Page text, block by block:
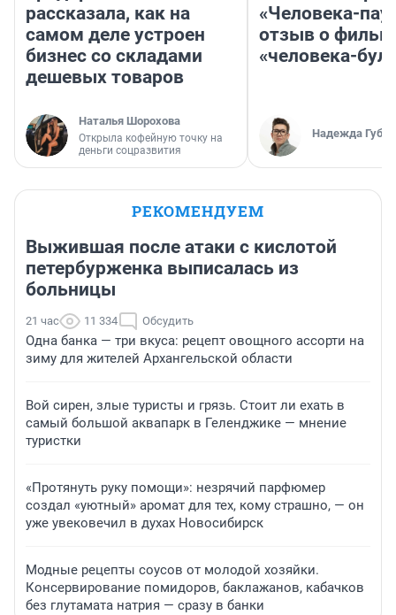
рассказала, как на
самом деле устроен
бизнес со складами
дешевых товаров
Наталья Шорохова
Открыла кофейную точку на
деньги соцразвития
«Человека-
отзыв о
«человека-
Надежда
РЕКОМЕНДУЕМ
Выжившая после атаки с кислотой
петербурженка выписалась из
больницы
21 час 11 334 Обсудить
Одна банка — три вкуса: рецепт овощного ассорти на
зиму для жителей Архангельской области
Вой сирен, злые туристы и грязь. Стоит ли ехать в
самый большой аквапарк в Геленджике — мнение
туристки
«Протянуть руку помощи»: незрячий парфюмер
создал «уютный» аромат для тех, кому страшно, — он
уже увековечил в духах Новосибирск
Модные рецепты соусов от молодой хозяйки.
Консервирование помидоров, баклажанов, кабачков
без глутамата натрия — сразу в банки